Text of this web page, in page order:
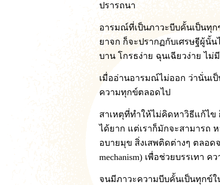
ปรารถนา
อารมณ์ที่เป็นภาวะบีบคั้นเป็นทุ
ยาจก ก็จะปรากฏกับเศรษฐีผู้นั้
บาน โกรธง่าย ฉุนเฉียวง่าย ไม่
เมื่ออ่านอารมณ์ไม่ออก ว่านั่นเ
ความทุกข์ตลอดไป
สาเหตุที่ทำให้ไม่คิดหาวิธีแก้ไ
ได้ยาก แต่เราก็มักจะสามารถ
อบายมุข สิ่งเสพติดต่างๆ ตลอด
mechanism) เพื่อช่วยบรรเทา
จนมีภาวะความบีบคั้นเป็นทุกข์